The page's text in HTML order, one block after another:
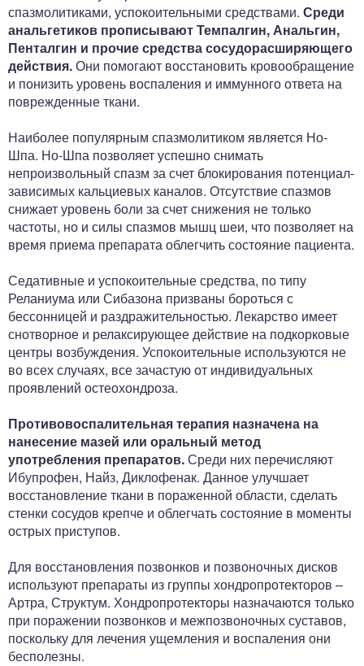
спазмолитиками, успокоительными средствами. Среди
анальгетиков прописывают Темпалгин, Анальгин,
Пенталгин и прочие средства сосудорасширяющего
действия.Они помогают восстановить кровообращение
и понизить уровень воспаления и иммунного ответа на
поврежденные ткани.
Наиболее популярным спазмолитиком является Но-
Шпа. Но-Шпа позволяет успешно снимать
непроизвольный спазм за счет блокирования потенциал-
зависимых кальциевых каналов. Отсутствие спазмов
снижает уровень боли за счет снижения не только
частоты, но и силы спазмов мышц шеи, что позволяет на
время приема препарата облегчить состояние пациента.
Седативные и успокоительные средства, по типу
Реланиума или Сибазона призваны бороться с
бессонницей и раздражительностью. Лекарство имеет
снотворное и релаксирующее действие на подкорковые
центры возбуждения. Успокоительные используются не
во всех случаях, все зачастую от индивидуальных
проявлений остеохондроза.
Противовоспалительная терапия назначена на
нанесение мазей или оральный метод
употребления препаратов.Среди них перечисляют
Ибупрофен, Найз, Диклофенак. Данное улучшает
восстановление ткани в пораженной области, сделать
стенки сосудов крепче и облегчать состояние в моменты
острых приступов.
Для восстановления позвонков и позвоночных дисков
используют препараты из группы хондропротекторов –
Артра, Структум. Хондропротекторы назначаются только
при поражении позвонков и межпозвоночных суставов,
поскольку для лечения ущемления и воспаления они
бесполезны.